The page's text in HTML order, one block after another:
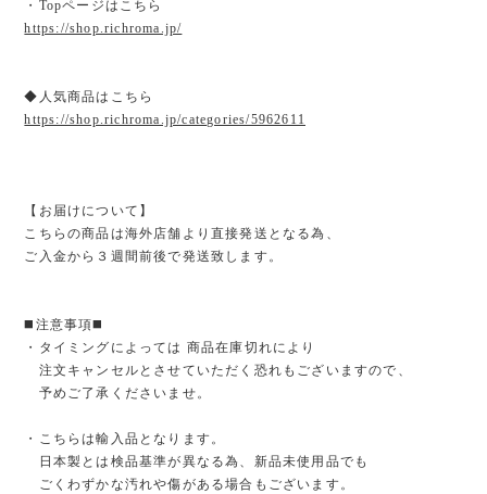
・Topページはこちら
https://shop.richroma.jp/
◆人気商品はこちら
https://shop.richroma.jp/categories/5962611
【お届けについて】
こちらの商品は海外店舗より直接発送となる為、
ご入金から３週間前後で発送致します。
◼️注意事項◼️
・タイミングによっては 商品在庫切れにより
注文キャンセルとさせていただく恐れもございますので、
予めご了承くださいませ。
・こちらは輸入品となります。
日本製とは検品基準が異なる為、新品未使用品でも
ごくわずかな汚れや傷がある場合もございます。